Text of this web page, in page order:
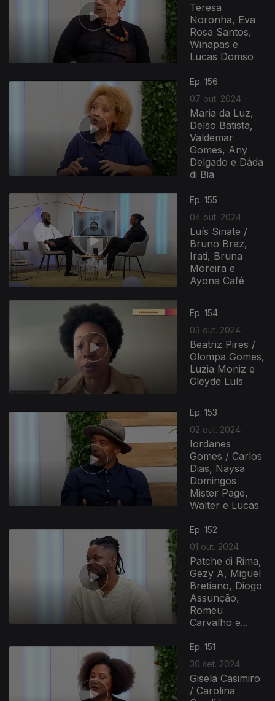
Teresa
Noronha, Eva
Rosa Santos,
Winapas e
Lucas Domso
Ep. 156
07 out. 2024
Maria da Luz,
Delso Batista,
Valdemar
Gomes, Any
Delgado e Dáda
di Bia
Ep. 155
04 out. 2024
Luís Sinate /
Bruno Braz,
Irati, Bruna
Moreira e
Ayona Café
Ep. 154
03 out. 2024
Beatriz Pires /
Olompa Gomes,
Luzia Moniz e
Cleyde Luís
Ep. 153
02 out. 2024
Iordanes
Gomes / Carlos
Dias, Naysa
Domingos
Mister Page,
Walter e Lucas
Ep. 152
01 out. 2024
Patche di Rima,
Gezy A, Miguel
Bretiano, Diogo
Assunção,
Romeu
Carvalho e...
Ep. 151
30 set. 2024
Gisela Casimiro
/ Carolina